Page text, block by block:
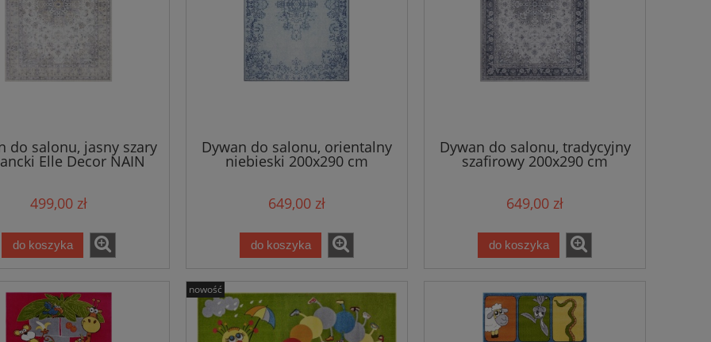
do salonu, jasny szary
Elle Decor NAIN
499,00 zł
do koszyka
Dywan do salonu, orientalny
niebieski 200x290 cm
649,00 zł
do koszyka
Dywan do salonu, tradycyjny
szafirowy 200x290 cm
649,00 zł
do koszyka
nowość